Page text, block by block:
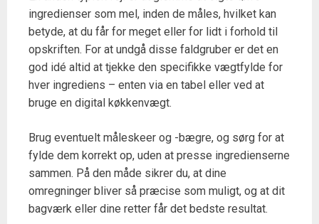
ingredienser som mel, inden de måles, hvilket kan
betyde, at du får for meget eller for lidt i forhold til
opskriften. For at undgå disse faldgruber er det en
god idé altid at tjekke den specifikke vægtfylde for
hver ingrediens – enten via en tabel eller ved at
bruge en digital køkkenvægt.
Brug eventuelt måleskeer og -bægre, og sørg for at
fylde dem korrekt op, uden at presse ingredienserne
sammen. På den måde sikrer du, at dine
omregninger bliver så præcise som muligt, og at dit
bagværk eller dine retter får det bedste resultat.